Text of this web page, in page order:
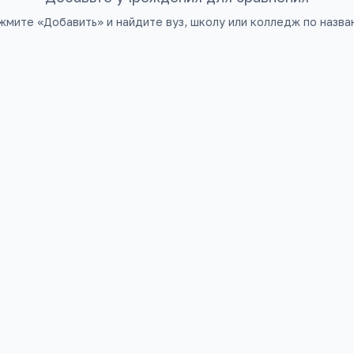
«Добавить» и найдите вуз, школу или колледж по